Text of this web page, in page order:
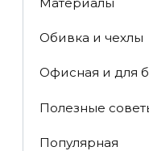
Обивка и чехлы
Офисная и для
Полезные
Популярная